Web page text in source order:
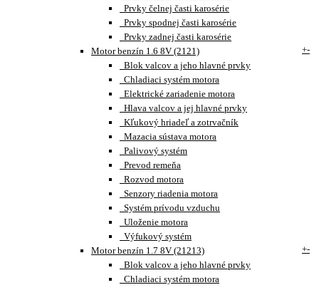
Prvky čelnej časti karosérie
Prvky spodnej časti karosérie
Prvky zadnej časti karosérie
Motor benzín 1.6 8V (2121)
+-
Blok valcov a jeho hlavné prvky
Chladiaci systém motora
Elektrické zariadenie motora
Hlava valcov a jej hlavné prvky
Kľukový hriadeľ a zotrvačník
Mazacia sústava motora
Palivový systém
Prevod remeňa
Rozvod motora
Senzory riadenia motora
Systém prívodu vzduchu
Uloženie motora
Výfukový systém
Motor benzín 1.7 8V (21213)
+-
Blok valcov a jeho hlavné prvky
Chladiaci systém motora